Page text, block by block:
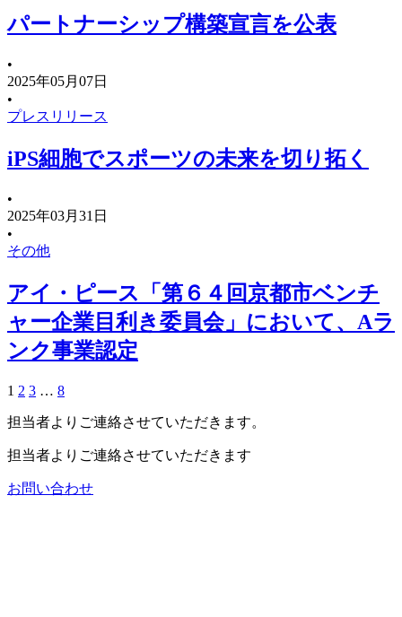
パートナーシップ構築宣言を公表
iPS細胞でスポーツの未来を切り拓く
•
2025年05月07日
•
プレスリリース
アイ・ピース「第６４回京都市ベンチ
ャー企業目利き委員会」において、Aラ
ンク事業認定
•
2025年03月31日
•
その他
1 2 3 … 8
担当者よりご連絡させていただきます。
担当者よりご連絡させていただきます
お問い合わせ